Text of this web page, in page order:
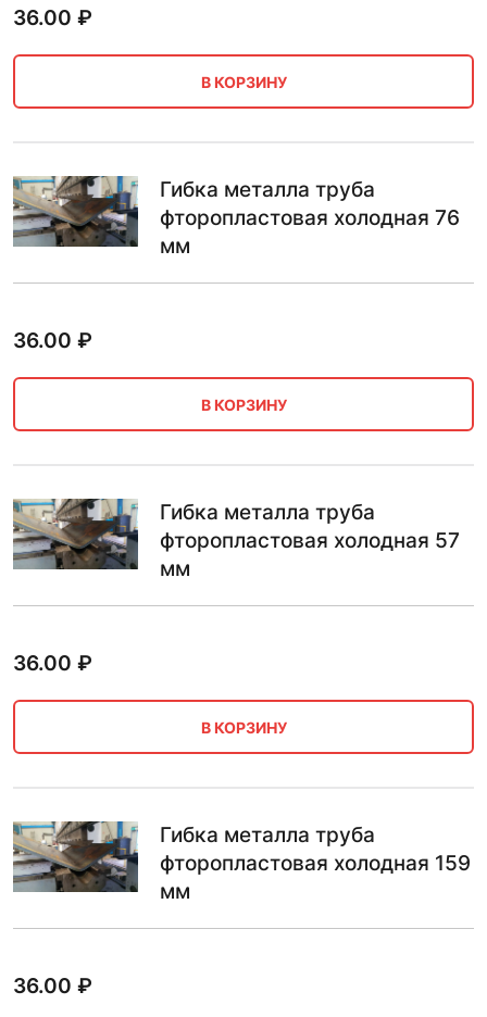
36.00 ₽
В КОРЗИНУ
Гибка металла труба
фторопластовая холодная 76
мм
36.00 ₽
В КОРЗИНУ
Гибка металла труба
фторопластовая холодная 57
мм
36.00 ₽
В КОРЗИНУ
Гибка металла труба
фторопластовая холодная 159
мм
36.00 ₽